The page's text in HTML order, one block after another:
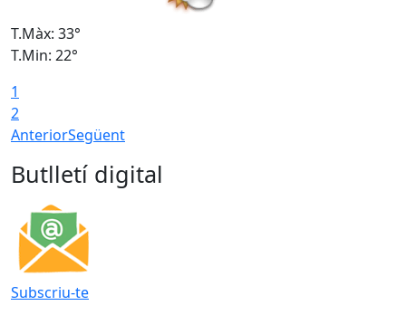
T.Màx: 33°
T.Min: 22°
1
2
AnteriorSegüent
Butlletí digital
Subscriu-te